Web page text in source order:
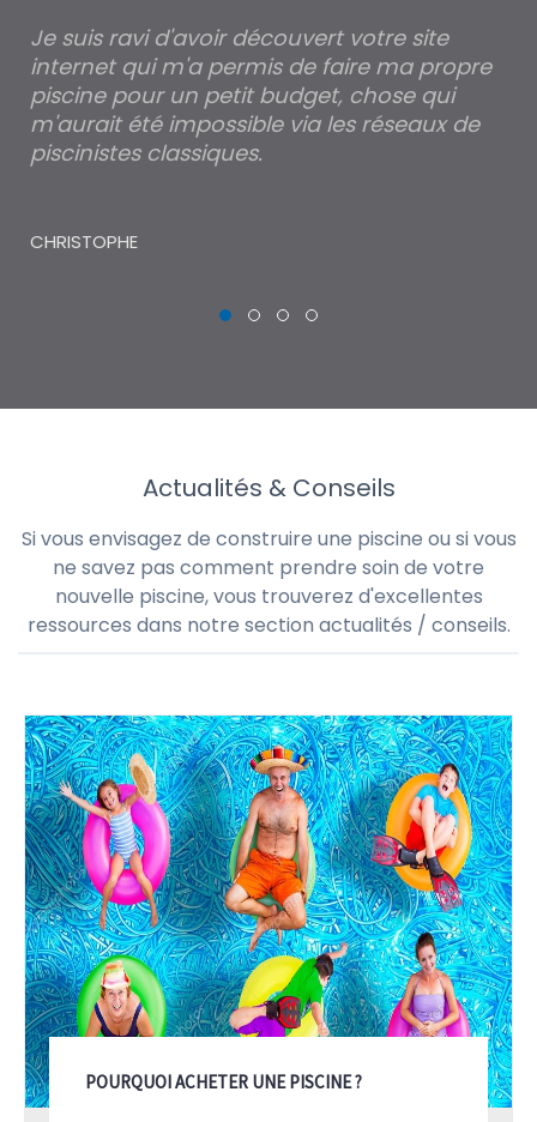
Je suis ravi d'avoir découvert votre site
internet qui m'a permis de faire ma propre
piscine pour un petit budget, chose qui
m'aurait été impossible via les réseaux de
piscinistes classiques.
CHRISTOPHE
Actualités & Conseils
Si vous envisagez de construire une piscine ou si vous
ne savez pas comment prendre soin de votre
nouvelle piscine, vous trouverez d'excellentes
ressources dans notre section actualités / conseils.
POURQUOI ACHETER UNE PISCINE ?